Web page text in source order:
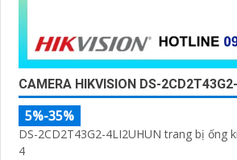
CAMERA HIKVISION DS-
5%-35%
DS-2CD2T43G2-4LI2UHUN trang bị ống
4